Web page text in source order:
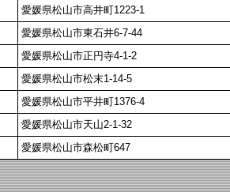
愛媛県松山市高井町1223-1
愛媛県松山市東石井6-7-44
愛媛県松山市正円寺4-1-2
愛媛県松山市松末1-14-5
愛媛県松山市平井町1376-4
愛媛県松山市天山2-1-32
愛媛県松山市森松町647